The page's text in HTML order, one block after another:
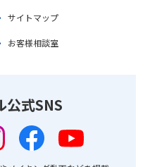
サイトマップ
お客様相談室
公式SNS